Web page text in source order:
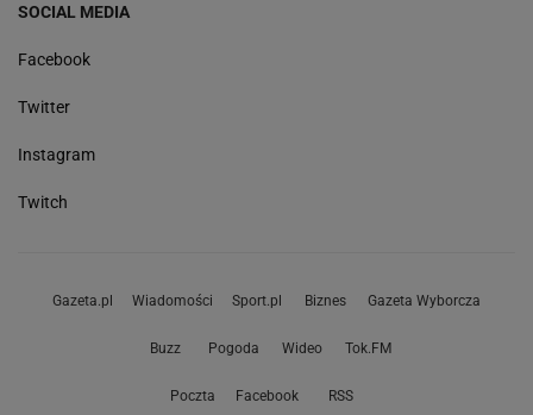
SOCIAL MEDIA
Facebook
Twitter
Instagram
Twitch
Gazeta.pl Wiadomości Sport.pl Biznes Gazeta Wyborcza
Buzz Pogoda Wideo Tok.FM
Poczta Facebook RSS